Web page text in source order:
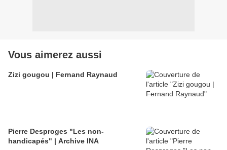
Vous aimerez aussi
Zizi gougou | Fernand Raynaud
Pierre Desproges "Les non-
handicapés" | Archive INA